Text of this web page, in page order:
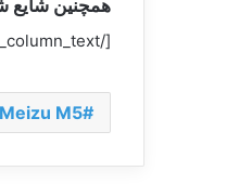
همچنین شایع
[/vc_column_text][/vc_column][/vc_row]
Meizu M5